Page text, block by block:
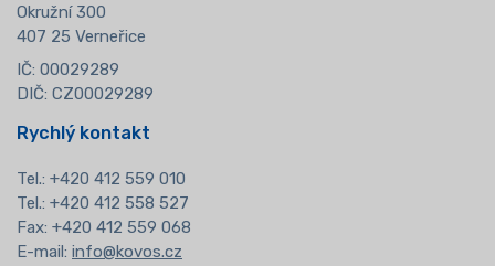
Okružní 300
407 25 Verneřice
IČ: 00029289
DIČ: CZ00029289
Rychlý kontakt
Tel.: +420 412 559 010
Tel.: +420 412 558 527
Fax: +420 412 559 068
E-mail: info@kovos.cz